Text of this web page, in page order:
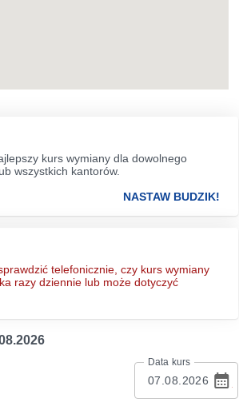
kurs wymiany dla dowolnego
wszystkich kantorów.
NASTAW BUDZIK!
telefonicznie, czy kurs wymiany
razy dziennie lub może dotyczyć
Data kurs